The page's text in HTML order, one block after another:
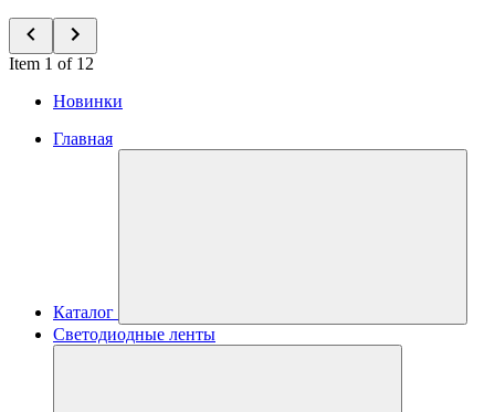
Item 1 of 12
Новинки
Главная
Каталог
Светодиодные ленты